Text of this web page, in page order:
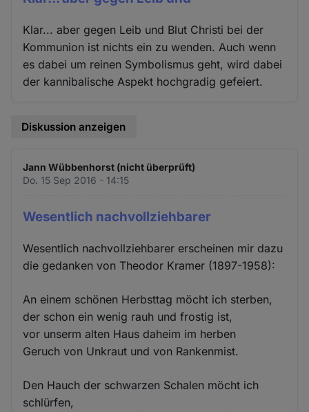
Klar... aber gegen Leib und Blut Christi bei der
Kommunion ist nichts ein zu wenden. Auch wenn
es dabei um reinen Symbolismus geht, wird dabei
der kannibalische Aspekt hochgradig gefeiert.
Diskussion anzeigen
Jann Wübbenhorst (nicht überprüft)
Do. 15 Sep 2016 - 14:15
Wesentlich nachvollziehbarer
Wesentlich nachvollziehbarer erscheinen mir dazu
die gedanken von Theodor Kramer (1897-1958):
An einem schönen Herbsttag möcht ich sterben,
der schon ein wenig rauh und frostig ist,
vor unserm alten Haus daheim im herben
Geruch von Unkraut und von Rankenmist.
Den Hauch der schwarzen Schalen möcht ich
schlürfen,